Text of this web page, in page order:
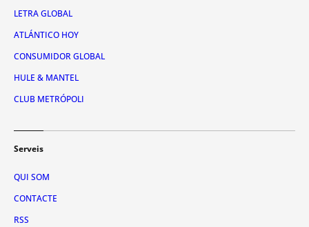
LETRA GLOBAL
ATLÁNTICO HOY
CONSUMIDOR GLOBAL
HULE & MANTEL
CLUB METRÓPOLI
Serveis
QUI SOM
CONTACTE
RSS